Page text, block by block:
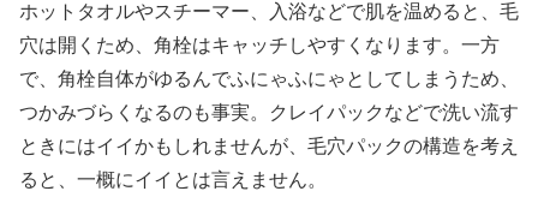
ホットタオルやスチーマー、入浴などで肌を温めると、毛
穴は開くため、角栓はキャッチしやすくなります。一方
で、角栓自体がゆるんでふにゃふにゃとしてしまうため、
つかみづらくなるのも事実。クレイパックなどで洗い流す
ときにはイイかもしれませんが、毛穴パックの構造を考え
ると、一概にイイとは言えません。